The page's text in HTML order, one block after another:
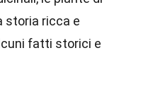
storia ricca e
fatti storici e